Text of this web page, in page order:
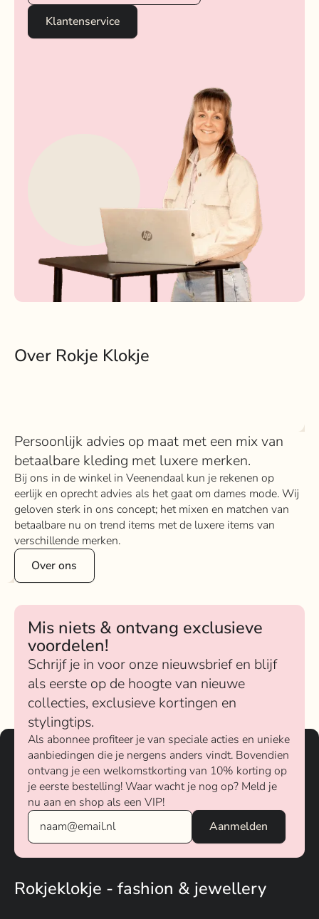
Klantenservice
Over Rokje Klokje
Persoonlijk advies op maat met een mix van
betaalbare kleding met luxere merken.
Bij ons in de winkel in Veenendaal kun je rekenen op
eerlijk en oprecht advies als het gaat om dames mode. Wij
geloven sterk in ons concept; het mixen en matchen van
betaalbare nu on trend items met de luxere items van
verschillende merken.
Over ons
Mis niets & ontvang exclusieve
voordelen!
Schrijf je in voor onze nieuwsbrief en blijf
als eerste op de hoogte van nieuwe
collecties, exclusieve kortingen en
stylingtips.
Als abonnee profiteer je van speciale acties en unieke
aanbiedingen die je nergens anders vindt. Bovendien
ontvang je een welkomstkorting van 10% korting op
je eerste bestelling! Waar wacht je nog op? Meld je
nu aan en shop als een VIP!
Rokjeklokje - fashion & jewellery